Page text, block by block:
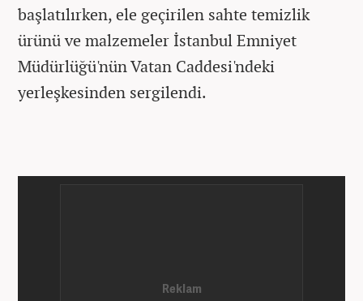
başlatılırken, ele geçirilen sahte temizlik
ürünü ve malzemeler İstanbul Emniyet
Müdürlüğü'nün Vatan Caddesi'ndeki
yerleşkesinden sergilendi.